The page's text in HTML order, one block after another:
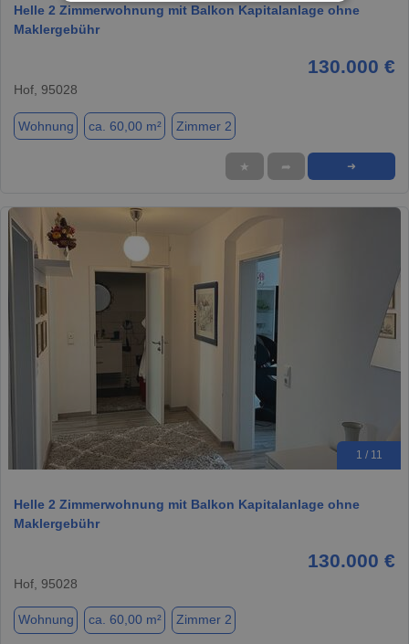
Helle 2 Zimmerwohnung mit Balkon Kapitalanlage ohne
Maklergebühr
130.000 €
Hof, 95028
Wohnung ca. 60,00 m² Zimmer 2
★ ➦ ➜
1 / 11
Helle 2 Zimmerwohnung mit Balkon Kapitalanlage ohne
Maklergebühr
130.000 €
Hof, 95028
Wohnung ca. 60,00 m² Zimmer 2